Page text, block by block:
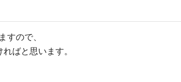
ので、
ばと思います。